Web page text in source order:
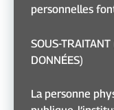
personnelles
SOUS-
DONNÉES)
La personne